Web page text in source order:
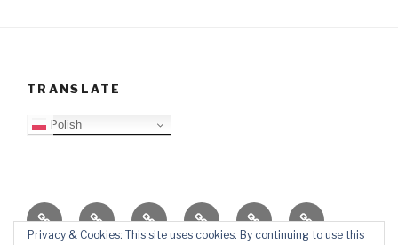
TRANSLATE
Polish
O
blogu
Top
Lista
Ewangelizacja
Father
Daniel
Video
Blog
PB
Privacy & Cookies: This site uses cookies. By continuing to use this